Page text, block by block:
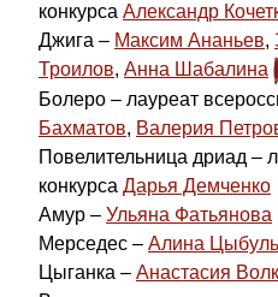
конкурса Александр
Джига – Максим Ананьев,
Троилов, Анна Шабалина
Болеро – лауреат
Бахматов, Валерия
Повелительница дриад –
конкурса Дарья Демченко
Амур – Ульяна Фатьянова
Мерседес – Алина
Цыганка – Анастасия